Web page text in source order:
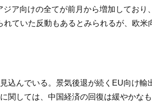
ア向けの全てが前月から増加しており
ていた反動もあるとみられるが、欧米
込んでいる。景気後退が続くEU向け輸
関しては、中国経済の回復は緩やかな